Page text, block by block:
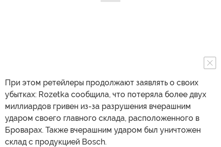
При этом ретейлеры продолжают заявлять о своих
убытках: Rozetka сообщила, что потеряла более двух
миллиардов гривен из-за разрушения вчерашним
ударом своего главного склада, расположенного в
Броварах. Также вчерашним ударом был уничтожен
склад с продукцией Bosch.